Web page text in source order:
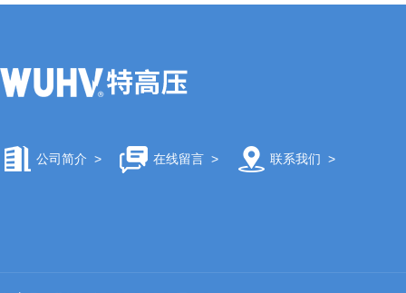
公司简介 > 在线留言> 联系我们 >